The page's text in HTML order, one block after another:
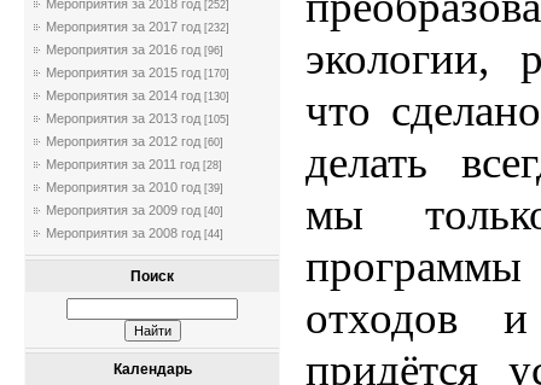
Мероприятия за 2018 год [252]
Мероприятия за 2017 год [232]
Мероприятия за 2016 год [96]
Мероприятия за 2015 год [170]
Мероприятия за 2014 год [130]
Мероприятия за 2013 год [105]
Мероприятия за 2012 год [60]
Мероприятия за 2011 год [28]
Мероприятия за 2010 год [39]
Мероприятия за 2009 год [40]
Мероприятия за 2008 год [44]
Поиск
Календарь
экологии,
что
делать
мы
отходов и
придётся